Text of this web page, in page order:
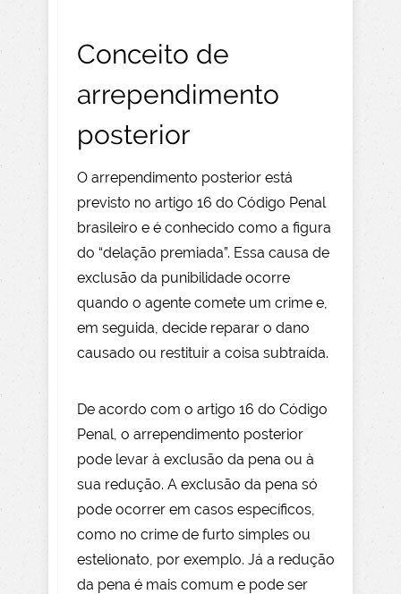
Conceito de
arrependimento
posterior
O arrependimento posterior está
previsto no artigo 16 do Código Penal
brasileiro e é conhecido como a figura
do “delação premiada”. Essa causa de
exclusão da punibilidade ocorre
quando o agente comete um crime e,
em seguida, decide reparar o dano
causado ou restituir a coisa subtraída.
De acordo com o artigo 16 do Código
Penal, o arrependimento posterior
pode levar à exclusão da pena ou à
sua redução. A exclusão da pena só
pode ocorrer em casos específicos,
como no crime de furto simples ou
estelionato, por exemplo. Já a redução
da pena é mais comum e pode ser